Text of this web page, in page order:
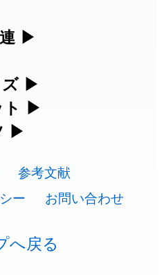
に役立つツールを
ます。
- 読み方検索
字入力
帳
き方・書き順
覧、熟語辞典、地
種リファレンスツ
す。
漢字一覧
字一覧
漢字一覧
意味検索、発音記
ど英語学習ツール
す。
・発音・類語辞典
記号一覧
ングテスト
英単語の覚え方
▶
、韓国語の手書き
学習ツールです。
力 変換ツール
一覧表
書き入力
訳ツール
選手の名前の読み
認できます。
名前一覧と発音
▶
クイズなど、楽し
ゲームです。
ム一覧
埋めクイズ（毎日
▶
どのサイトからで
。
味検索ブックマー
▶
ツールです。
参考文献
ー
お問い合わせ
へ戻る